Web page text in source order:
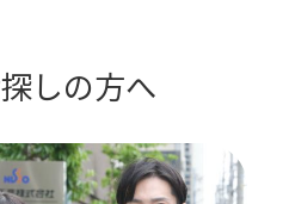
しの方へ